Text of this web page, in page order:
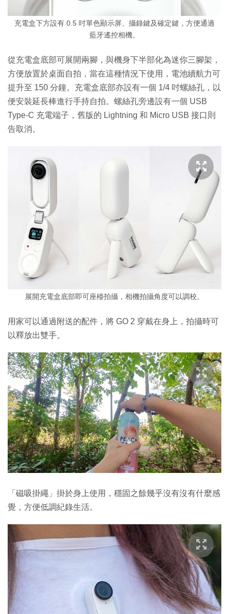
充電盒下方設有 0.5 吋單色顯示屏、攝錄鍵及確定鍵，方便通過
藍牙遙控相機。
從充電盒底部可展開兩腳，與機身下半部化為迷你三腳架，
方便放置於桌面自拍，當在這種情況下使用，電池續航力可
提升至 150 分鐘。充電盒底部亦設有一個 1/4 吋螺絲孔，以
便安裝延長棒進行手持自拍。螺絲孔旁邊設有一個 USB
Type-C 充電端子，舊版的 Lightning 和 Micro USB 接口則
告取消。
展開充電盒底部即可座檯拍攝，相機拍攝角度可以調校。
用家可以通過附送的配件，將 GO 2 穿戴在身上，拍攝時可
以釋放出雙手。
「磁吸掛繩」掛於身上使用，穩固之餘幾乎沒有沒有什麼感
覺，方便低調紀錄生活。